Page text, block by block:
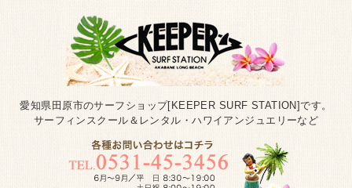
愛知県田原市のサーフショップ[KEEPER SURF STATION]です。
サーフィンスクール＆レンタル・ハワイアンジュエリーなど